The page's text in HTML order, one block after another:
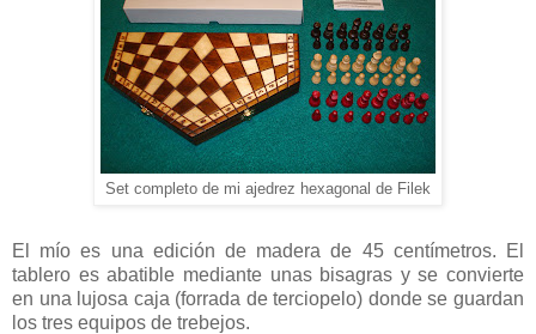
Set completo de mi ajedrez hexagonal de Filek
El mío es una edición de madera de 45 centímetros. El
tablero es abatible mediante unas bisagras y se convierte
en una lujosa caja (forrada de terciopelo) donde se guardan
los tres equipos de trebejos.